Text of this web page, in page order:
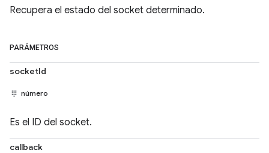
Recupera el estado del socket determinado.
PARÁMETROS
socketId
número
Es el ID del socket.
callback